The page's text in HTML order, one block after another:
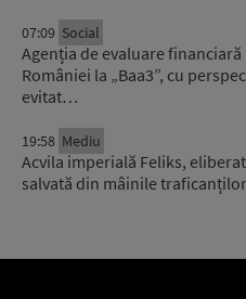
07:09 Social
Agenția de evaluare
României la „Baa3”, cu
evitat…
19:58 Mediu
Acvila imperială Feliks,
salvată din mâinile